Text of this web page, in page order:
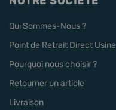
Qui Sommes-Nous ?
Point de Retrait Direct Usine
Pourquoi nous choisir ?
Retourner un article
Livraison